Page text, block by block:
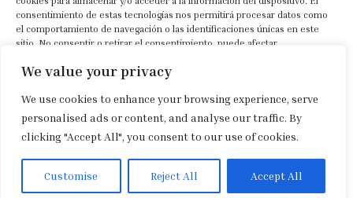
We value your privacy
We use cookies to enhance your browsing experience, serve
personalised ads or content, and analyse our traffic. By
clicking "Accept All", you consent to our use of cookies.
Customise Reject All Accept All
consentimiento de estas tecnologías nos permitirá procesar datos como
el comportamiento de navegación o las identificaciones únicas en este
sitio. No consentir o retirar el consentimiento, puede afectar
Aceptar
Denegar
Ver preferencias
+34 630 022 318
Aviso legal|Política de privacidad|Política de cookies